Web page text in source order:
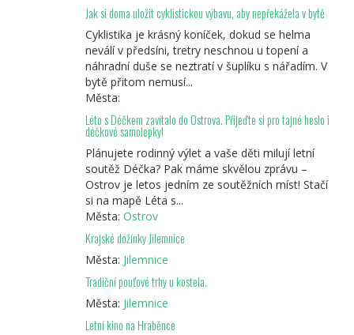
Jak si doma uložit cyklistickou výbavu, aby nepřekážela v bytě
Cyklistika je krásný koníček, dokud se helma
neválí v předsíni, tretry neschnou u topení a
náhradní duše se neztratí v šuplíku s nářadím. V
bytě přitom nemusí...
Města:
Léto s Déčkem zavítalo do Ostrova. Přijeďte si pro tajné heslo i
déčkové samolepky!
Plánujete rodinný výlet a vaše děti milují letní
soutěž Déčka? Pak máme skvělou zprávu –
Ostrov je letos jedním ze soutěžních míst! Stačí
si na mapě Léta s...
Města: Ostrov
Krajské dožínky Jilemnice
Města: Jilemnice
Tradiční pouťové trhy u kostela.
Města: Jilemnice
Letní kino na Hraběnce